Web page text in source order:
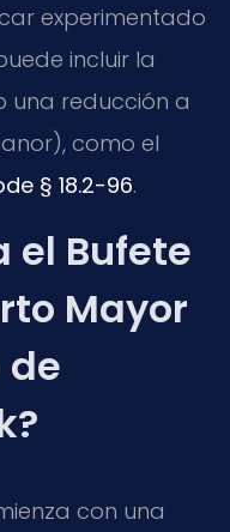
experimentado
incluir la
una reducción a
como el
§ 18.2-96.
el Bufete
Mayor
de
con una